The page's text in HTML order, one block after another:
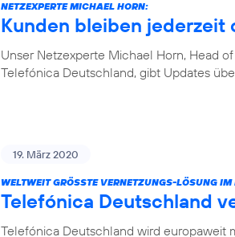
NETZEXPERTE MICHAEL HORN:
Kunden bleiben jederzeit
Unser Netzexperte Michael Horn, Head
Telefónica Deutschland, gibt Updates
19. März 2020
WELTWEIT GRÖSSTE VERNETZUNGS-LÖSUNG
Telefónica Deutschland
Telefónica Deutschland wird europaweit